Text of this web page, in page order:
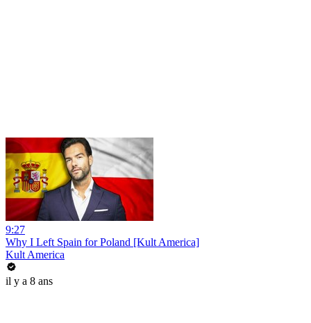
9:27
Why I Left Spain for Poland [Kult America]
Kult America
il y a 8 ans